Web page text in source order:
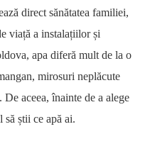
direct sănătatea familiei,
viață a instalațiilor și
apa diferă mult de la o
mirosuri neplăcute
aceea, înainte de a alege
să știi ce apă ai.